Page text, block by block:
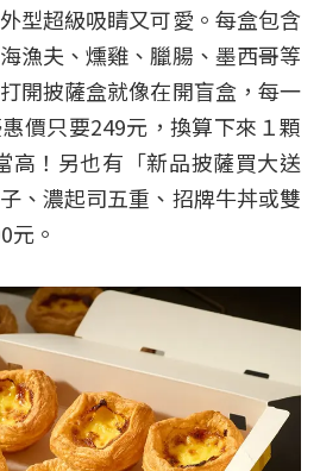
型超級吸睛又可愛。每盒包含
漁夫、燻雞、臘腸、墨西哥等
開披薩盒就像在開盲盒，每一
價只要249元，換算下來１顆
高！另也有「新品披薩買大送
、濃起司五重、招牌牛丼或雙
元。